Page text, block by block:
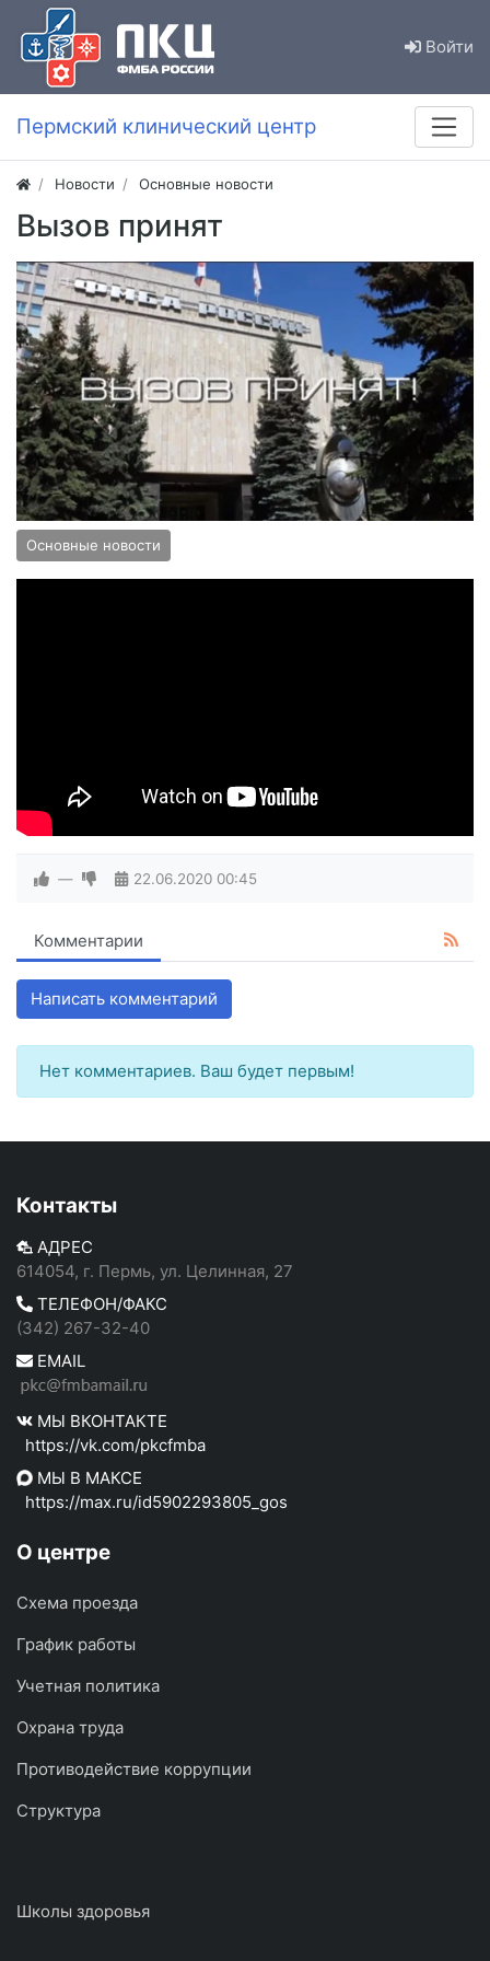
Войти
Пермский клинический центр
Новости Основные новости
Вызов принят
Основные новости
— 22.06.2020 00:45
Комментарии
Написать комментарий
Нет комментариев. Ваш будет первым!
Контакты
АДРЕС
614054, г. Пермь, ул. Целинная, 27
ТЕЛЕФОН/ФАКС
(342) 267-32-40
EMAIL
МЫ ВКОНТАКТЕ
https://vk.com/pkcfmba
МЫ В МАКСЕ
https://max.ru/id5902293805_gos
О центре
Схема проезда
График работы
Учетная политика
Охрана труда
Противодействие коррупции
Структура
Школы здоровья